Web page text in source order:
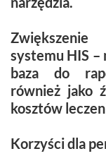
systemu HIS –
baza do
również jako
kosztów
Korzyści dla